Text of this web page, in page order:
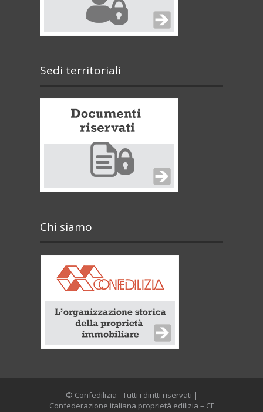
Sedi territoriali
Chi siamo
© Confedilizia - Tutti i diritti riservati |
Confederazione italiana proprietà edilizia – CF